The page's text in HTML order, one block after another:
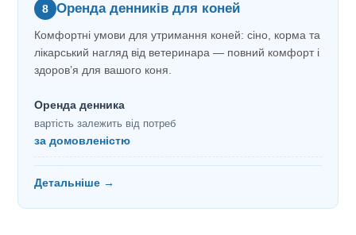
8 Оренда денників для коней
Комфортні умови для утримання коней: сіно, корма та
лікарський нагляд від ветеринара — повний комфорт і
здоров’я для вашого коня.
Оренда денника
вартість залежить від потреб
за домовленістю
Детальніше →